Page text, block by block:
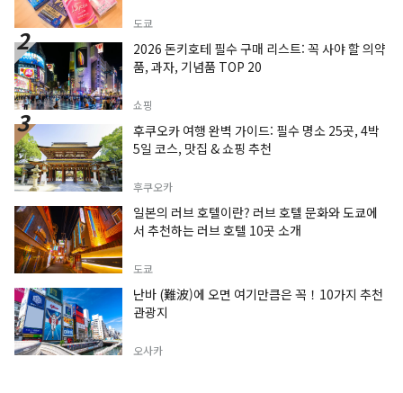
도쿄
2026 돈키호테 필수 구매 리스트: 꼭 사야 할 의약
품, 과자, 기념품 TOP 20
쇼핑
후쿠오카 여행 완벽 가이드: 필수 명소 25곳, 4박
5일 코스, 맛집 & 쇼핑 추천
후쿠오카
일본의 러브 호텔이란? 러브 호텔 문화와 도쿄에
서 추천하는 러브 호텔 10곳 소개
도쿄
난바 (難波)에 오면 여기만큼은 꼭！10가지 추천
관광지
오사카